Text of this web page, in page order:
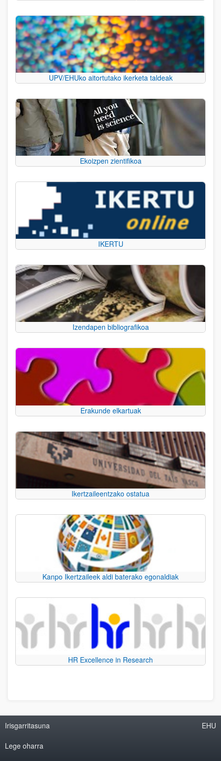
UPV/EHUko aitortutako ikerketa taldeak
Ekoizpen zientifikoa
IKERTU
Izendapen bibliografikoa
Erakunde elkartuak
Ikertzaileentzako ostatua
Kanpo Ikertzaileek aldi baterako egonaldiak
HR Excellence in Research
Irisgarritasuna
Lege oharra
EHU